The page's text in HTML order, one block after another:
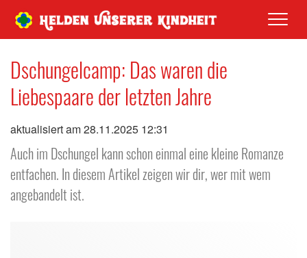
Dschungelcamp: Das waren die
Liebespaare der letzten Jahre
aktualisiert am 28.11.2025 12:31
Auch im Dschungel kann schon einmal eine kleine Romanze
entfachen. In diesem Artikel zeigen wir dir, wer mit wem
angebandelt ist.